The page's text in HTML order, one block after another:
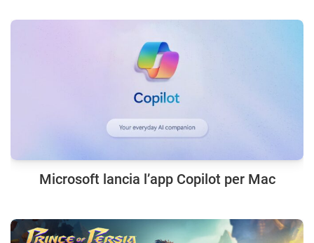
Microsoft lancia l’app Copilot per Mac